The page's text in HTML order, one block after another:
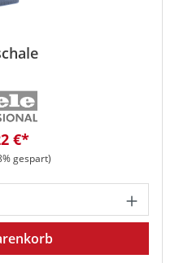
€*
gespart)
den